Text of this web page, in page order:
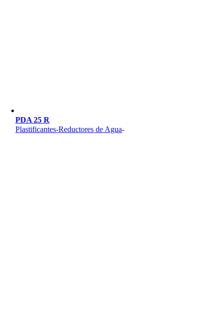
PDA 25 R
Plastificantes-Reductores de Agua-